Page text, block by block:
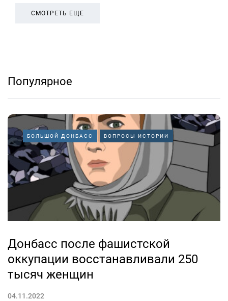
СМОТРЕТЬ ЕЩЕ
Популярное
БОЛЬШОЙ ДОНБАСС ВОПРОСЫ ИСТОРИИ
Донбасс после фашистской
оккупации восстанавливали 250
тысяч женщин
04.11.2022